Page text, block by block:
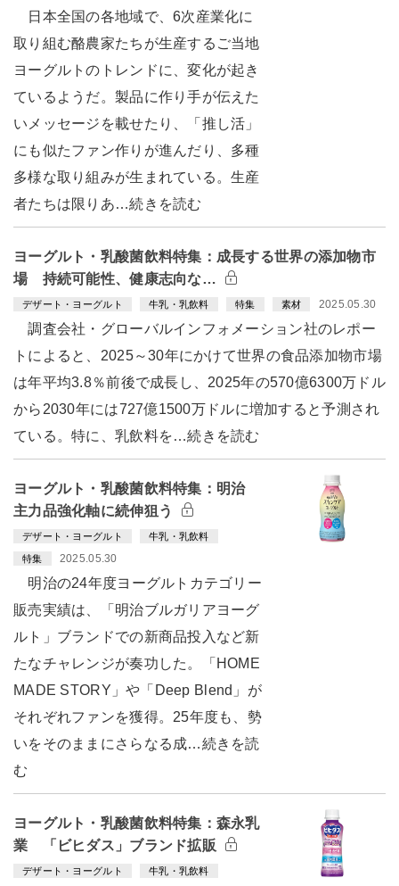
日本全国の各地域で、6次産業化に
取り組む酪農家たちが生産するご当地
ヨーグルトのトレンドに、変化が起き
ているようだ。製品に作り手が伝えた
いメッセージを載せたり、「推し活」
にも似たファン作りが進んだり、多種
多様な取り組みが生まれている。生産
者たちは限りあ…続きを読む
ヨーグルト・乳酸菌飲料特集：成長する世界の添加物市
場 持続可能性、健康志向な…
デザート・ヨーグルト 牛乳・乳飲料 特集 素材 2025.05.30
調査会社・グローバルインフォメーション社のレポー
トによると、2025～30年にかけて世界の食品添加物市場
は年平均3.8％前後で成長し、2025年の570億6300万ドル
から2030年には727億1500万ドルに増加すると予測され
ている。特に、乳飲料を…続きを読む
ヨーグルト・乳酸菌飲料特集：明治
主力品強化軸に続伸狙う
デザート・ヨーグルト 牛乳・乳飲料
特集 2025.05.30
明治の24年度ヨーグルトカテゴリー
販売実績は、「明治ブルガリアヨーグ
ルト」ブランドでの新商品投入など新
たなチャレンジが奏功した。「HOME
MADE STORY」や「Deep Blend」が
それぞれファンを獲得。25年度も、勢
いをそのままにさらなる成…続きを読
む
ヨーグルト・乳酸菌飲料特集：森永乳
業 「ビヒダス」ブランド拡販
デザート・ヨーグルト 牛乳・乳飲料